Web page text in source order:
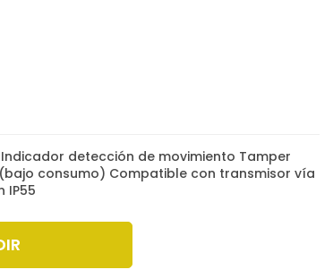
Indicador detección de movimiento Tamper
consumo) Compatible con transmisor vía
IP55